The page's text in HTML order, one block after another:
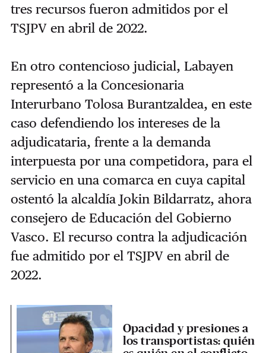
tres recursos fueron admitidos por el
TSJPV en abril de 2022.
En otro contencioso judicial, Labayen
representó a la Concesionaria
Interurbano Tolosa Burantzaldea, en este
caso defendiendo los intereses de la
adjudicataria, frente a la demanda
interpuesta por una competidora, para el
servicio en una comarca en cuya capital
ostentó la alcaldía Jokin Bildarratz, ahora
consejero de Educación del Gobierno
Vasco. El recurso contra la adjudicación
fue admitido por el TSJPV en abril de
2022.
Opacidad y presiones a
los transportistas: quién